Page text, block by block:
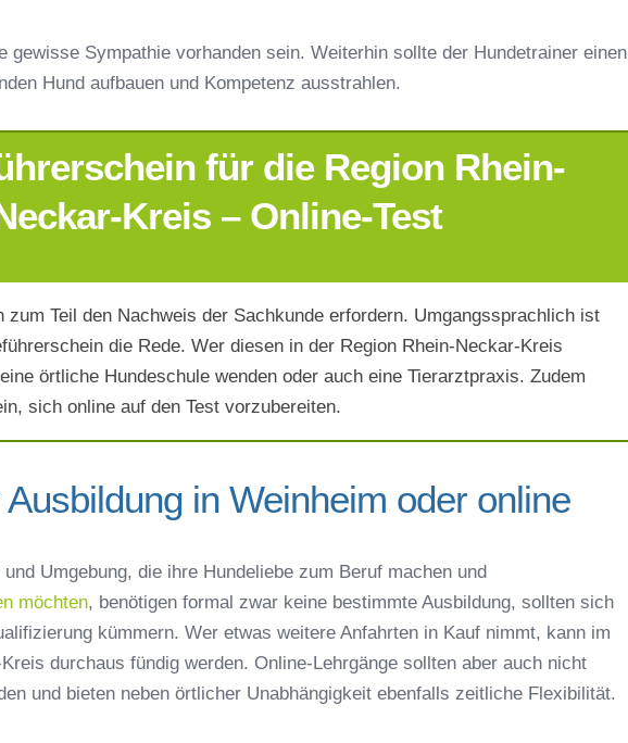
*
Absenden
gewisse Sympathie vorhanden sein. Weiterhin sollte der Hundetrainer einen
Hund aufbauen und Kompetenz ausstrahlen.
für die Region Rhein-
Kreis – Online-Test
zum Teil den Nachweis der Sachkunde erfordern. Umgangssprachlich ist
die Rede. Wer diesen in der Region Rhein-Neckar-Kreis
örtliche Hundeschule wenden oder auch eine Tierarztpraxis. Zudem
sich online auf den Test vorzubereiten.
in Weinheim oder online
Umgebung, die ihre Hundeliebe zum Beruf machen und
möchten, benötigen formal zwar keine bestimmte Ausbildung, sollten sich
kümmern. Wer etwas weitere Anfahrten in Kauf nimmt, kann im
durchaus fündig werden. Online-Lehrgänge sollten aber auch nicht
und bieten neben örtlicher Unabhängigkeit ebenfalls zeitliche Flexibilität.